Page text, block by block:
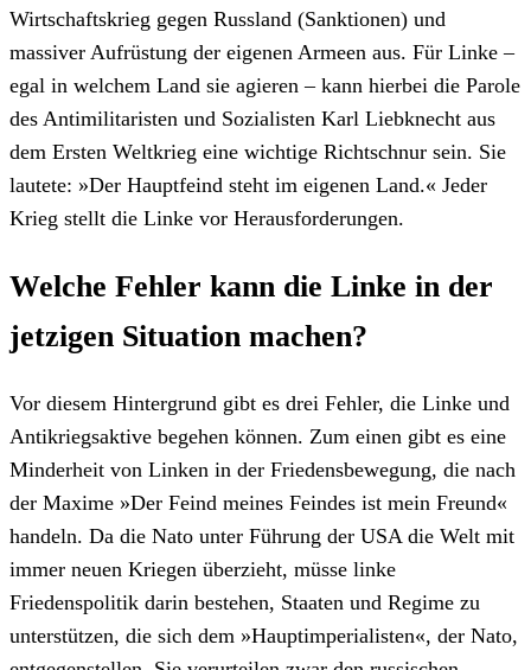
Wirtschaftskrieg gegen Russland (Sanktionen) und
massiver Aufrüstung der eigenen Armeen aus. Für Linke –
egal in welchem Land sie agieren – kann hierbei die Parole
des Antimilitaristen und Sozialisten Karl Liebknecht aus
dem Ersten Weltkrieg eine wichtige Richtschnur sein. Sie
lautete: »Der Hauptfeind steht im eigenen Land.« Jeder
Krieg stellt die Linke vor Herausforderungen.
Welche Fehler kann die Linke in der
jetzigen Situation machen?
Vor diesem Hintergrund gibt es drei Fehler, die Linke und
Antikriegsaktive begehen können. Zum einen gibt es eine
Minderheit von Linken in der Friedensbewegung, die nach
der Maxime »Der Feind meines Feindes ist mein Freund«
handeln. Da die Nato unter Führung der USA die Welt mit
immer neuen Kriegen überzieht, müsse linke
Friedenspolitik darin bestehen, Staaten und Regime zu
unterstützen, die sich dem »Hauptimperialisten«, der Nato,